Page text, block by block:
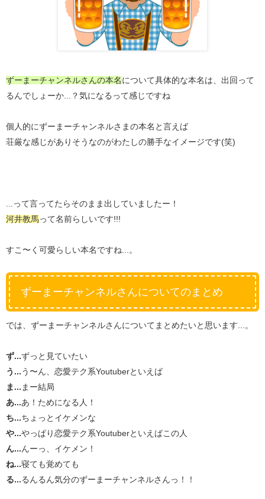
ずーまーチャンネルさんの本名 について具体的な本名は、出回って
るんでしょーか...？気になるって感じですね
個人的にずーまーチャンネルさまの本名と言えば
荘厳な感じがありそうなのがわたしの勝手なイメージです(笑)
...って言ってたらそのまま出していましたー！
河井教馬って名前らしいです!!!
すこ〜く可愛らしい本名ですね...。
ずーまーチャンネルさんについてのまとめ
では、ずーまーチャンネルさんについてまとめたいと思います...。
ず...ずっと見ていたい
う... う〜ん、恋愛テク系Youtuberといえば
ま... まー結局
あ...あ！ためになる人！
ち...ちょっとイケメンな
や...やっぱり恋愛テク系Youtuberといえばこの人
ん... んーっ、イケメン！
ね...寝ても覚めても
る...るんるん気分のずーまーチャンネルさんっ！！